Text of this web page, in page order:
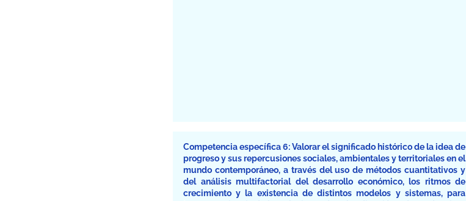
Competencia específica 6: Valorar el significado histórico de la idea de
progreso y sus repercusiones sociales, ambientales y territoriales en el
mundo contemporáneo, a través del uso de métodos cuantitativos y
del análisis multifactorial del desarrollo económico, los ritmos de
crecimiento y la existencia de distintos modelos y sistemas, para